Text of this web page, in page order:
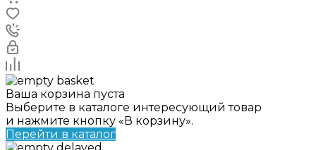
Ваша корзина пуста
Выберите в каталоге интересующий товар
и нажмите кнопку «В корзину».
Перейти в каталог